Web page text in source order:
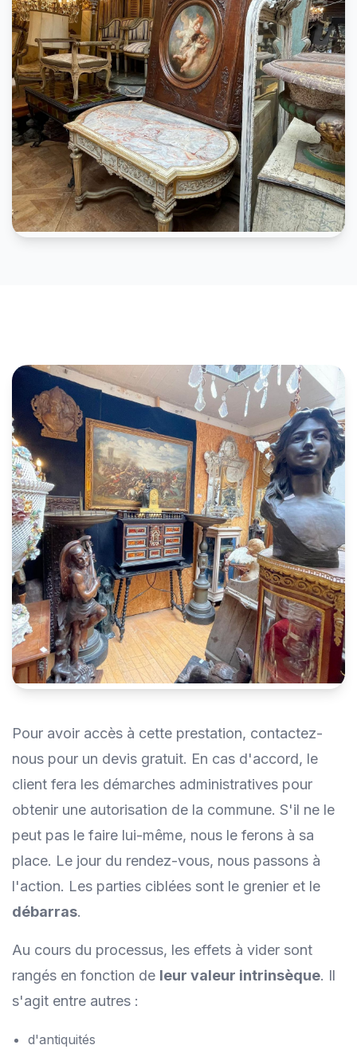
Pour avoir accès à cette prestation, contactez-
nous pour un devis gratuit. En cas d'accord, le
client fera les démarches administratives pour
obtenir une autorisation de la commune. S'il ne le
peut pas le faire lui-même, nous le ferons à sa
place. Le jour du rendez-vous, nous passons à
l'action. Les parties ciblées sont le grenier et le
débarras.
Au cours du processus, les effets à vider sont
rangés en fonction de leur valeur intrinsèque. Il
s'agit entre autres :
d'antiquités